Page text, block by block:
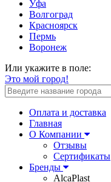
Уфа
Волгоград
Красноярск
Пермь
Воронеж
Или укажите в поле:
Это мой город!
Оплата и доставка
Главная
О Компании
Отзывы
Сертификаты
Бренды
AlcaPlast